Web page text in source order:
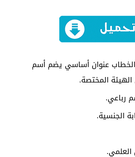
عنوان أساسي يضم أسم
المختصة.
رباعي.
الجنسية.